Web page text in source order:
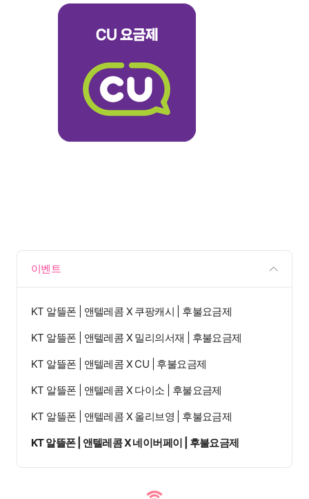
이벤트
KT 알뜰폰 | 앤텔레콤 X 쿠팡캐시 | 후불요금제
KT 알뜰폰 | 앤텔레콤 X 밀리의서재 | 후불요금제
KT 알뜰폰 | 앤텔레콤 X CU | 후불요금제
KT 알뜰폰 | 앤텔레콤 X 다이소 | 후불요금제
KT 알뜰폰 | 앤텔레콤 X 올리브영 | 후불요금제
KT 알뜰폰 | 앤텔레콤 X 네이버페이 | 후불요금제